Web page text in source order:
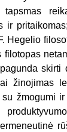
ir
Hegelio
skirti
žinojimas
žmogumi